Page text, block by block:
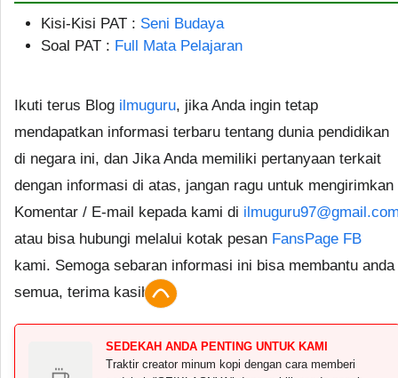
Kisi-Kisi PAT : Seni Budaya
Soal PAT : Full Mata Pelajaran
Ikuti terus Blog ilmuguru, jika Anda ingin tetap
mendapatkan informasi terbaru tentang dunia pendidikan
di negara ini, dan Jika Anda memiliki pertanyaan terkait
dengan informasi di atas, jangan ragu untuk mengirimkan
Komentar / E-mail kepada kami di
atau bisa hubungi melalui kotak pesan FansPage FB
kami. Semoga sebaran informasi ini bisa membantu anda
semua, terima kasih.
SEDEKAH ANDA PENTING UNTUK KAMI
Traktir creator minum kopi dengan cara memberi